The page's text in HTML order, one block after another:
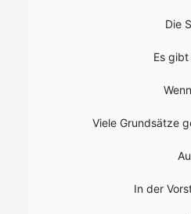
Die
Es
Viele Grundsätze
In der